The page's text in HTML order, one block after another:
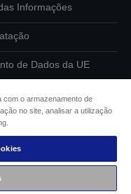
Informações
de Dados da UE
a acessibilidade
Epson
o armazenamento de
no site, analisar a utilização